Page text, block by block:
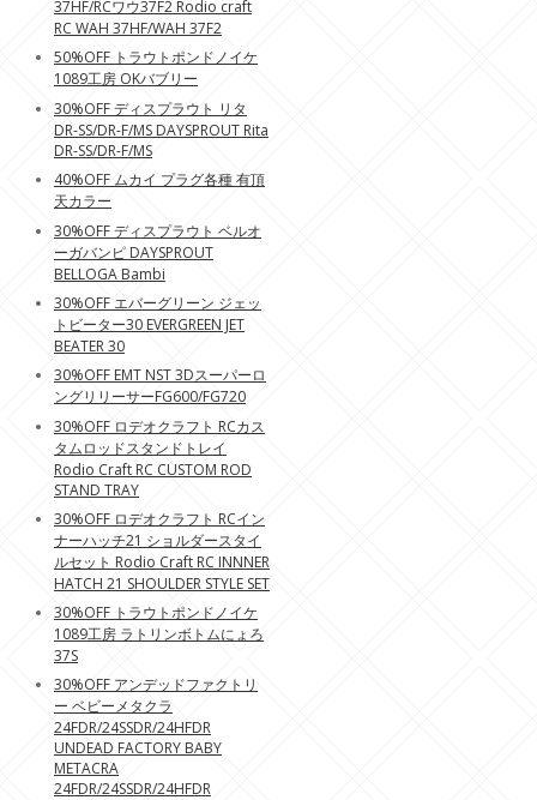
37HF/RCワウ37F2 Rodio craft
RC WAH 37HF/WAH 37F2
50%OFF トラウトポンドノイケ
1089工房 OKバブリー
30%OFF ディスプラウト リタ
DR-SS/DR-F/MS DAYSPROUT Rita
DR-SS/DR-F/MS
40%OFF ムカイ プラグ各種 有頂
天カラー
30%OFF ディスプラウト ベルオ
ーガバンピ DAYSPROUT
BELLOGA Bambi
30%OFF エバーグリーン ジェッ
トビーター30 EVERGREEN JET
BEATER 30
30%OFF EMT NST 3Dスーパーロ
ングリリーサーFG600/FG720
30%OFF ロデオクラフト RCカス
タムロッドスタンドトレイ
Rodio Craft RC CUSTOM ROD
STAND TRAY
30%OFF ロデオクラフト RCイン
ナーハッチ21 ショルダースタイ
ルセット Rodio Craft RC INNNER
HATCH 21 SHOULDER STYLE SET
30%OFF トラウトポンドノイケ
1089工房 ラトリンボトムにょろ
37S
30%OFF アンデッドファクトリ
ー ベビーメタクラ
24FDR/24SSDR/24HFDR
UNDEAD FACTORY BABY
METACRA
24FDR/24SSDR/24HFDR